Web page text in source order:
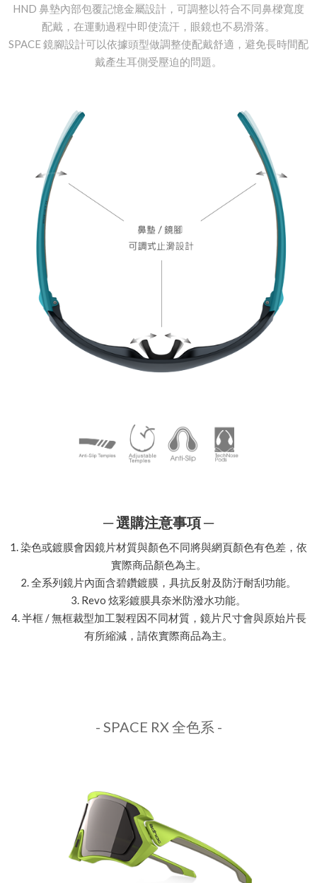
HND 鼻墊內部包覆記憶金屬設計，可調整以符合不同鼻樑寬度
配戴，在運動過程中即使流汗，眼鏡也不易滑落。
SPACE 鏡腳設計可以依據頭型做調整使配戴舒適，避免長時間配
戴產生耳側受壓迫的問題。
─ 選購注意事項 ─
1. 染色或鍍膜會因鏡片材質與顏色不同將與網頁顏色有色差，依
實際商品顏色為主。
2. 全系列鏡片內面含碧鑽鍍膜，具抗反射及防汙耐刮功能。
3. Revo 炫彩鍍膜具奈米防潑水功能。
4. 半框 / 無框裁型加工製程因不同材質，鏡片尺寸會與原始片長
有所縮減，請依實際商品為主。
- SPACE RX 全色系 -